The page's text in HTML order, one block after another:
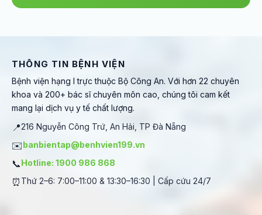
THÔNG TIN BỆNH VIỆN
Bệnh viện hạng I trực thuộc Bộ Công An. Với hơn 22 chuyên
khoa và 200+ bác sĩ chuyên môn cao, chúng tôi cam kết
mang lại dịch vụ y tế chất lượng.
📍216 Nguyễn Công Trứ, An Hải, TP Đà Nẵng
✉️banbientap@benhvien199.vn
📞Hotline: 1900 986 868
⏰ Thứ 2–6: 7:00–11:00 & 13:30–16:30 | Cấp cứu 24/7